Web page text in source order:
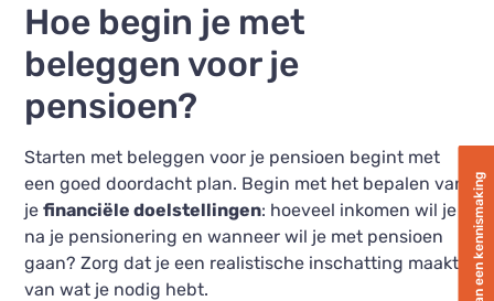
Plan een kennismaking
Hoe begin je met
beleggen voor je
pensioen?
Starten met beleggen voor je pensioen begint met
een goed doordacht plan. Begin met het bepalen van
jefinanciële doelstellingen: hoeveel inkomen wil je
na je pensionering en wanneer wil je met pensioen
gaan? Zorg dat je een realistische inschatting maakt
van wat je nodig hebt.